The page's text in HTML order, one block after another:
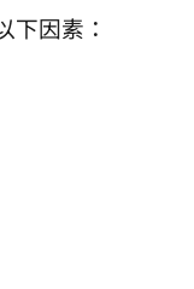
下因素：